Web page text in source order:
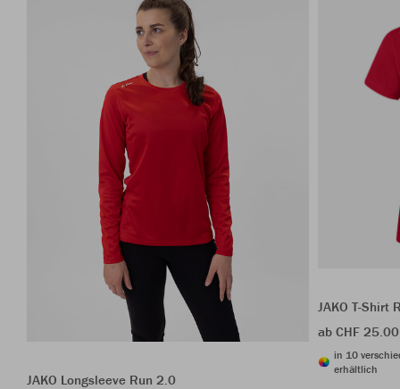
JAKO Longsleeve Run 2.0
JAKO T-Shirt
ab CHF 25.00
in 10
erhältlich